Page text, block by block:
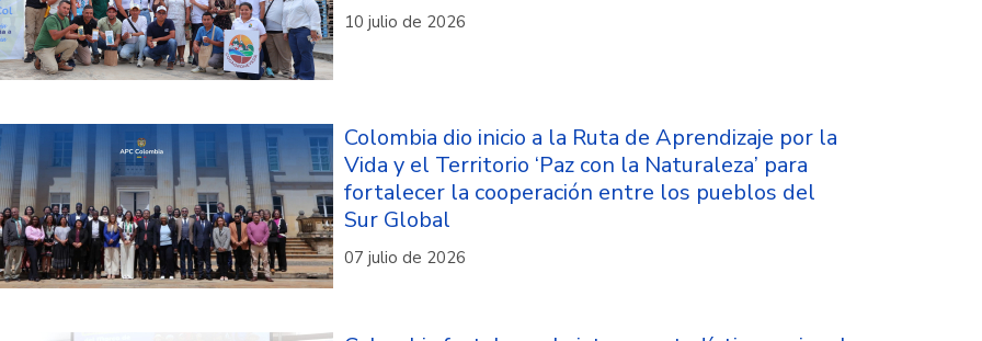
10 julio de 2026
Colombia dio inicio a la Ruta de Aprendizaje por la
Vida y el Territorio ‘Paz con la Naturaleza’ para
fortalecer la cooperación entre los pueblos del
Sur Global
07 julio de 2026